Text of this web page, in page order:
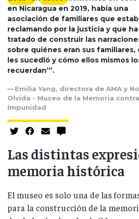
en Nicaragua en 2019, había una
asociación de familiares que
reclamando por la justicia y que ha
tratado de construir las
sobre quiénes eran sus familiares,
les sucedió y cómo ellos mismos
recuerdan’”.
Emilia Yang, directora de AMA y No
Olvida - Museo de la Memoria
Impunidad
Las distintas
memoria histórica
El museo es solo una de las
para la construcción de la